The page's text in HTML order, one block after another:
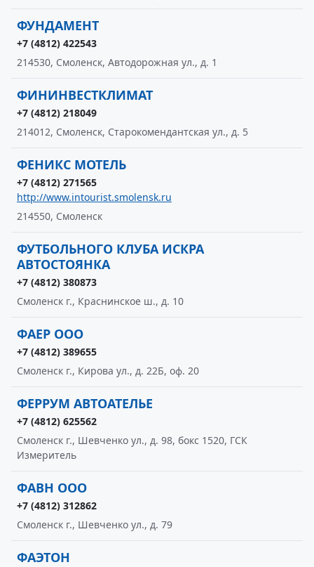
ФУНДАМЕНТ
+7 (4812) 422543
214530, Смоленск, Автодорожная ул., д. 1
ФИНИНВЕСТКЛИМАТ
+7 (4812) 218049
214012, Смоленск, Старокомендантская ул., д. 5
ФЕНИКС МОТЕЛЬ
+7 (4812) 271565
http://www.intourist.smolensk.ru
214550, Смоленск
ФУТБОЛЬНОГО КЛУБА ИСКРА
АВТОСТОЯНКА
+7 (4812) 380873
Смоленск г., Краснинское ш., д. 10
ФАЕР ООО
+7 (4812) 389655
Смоленск г., Кирова ул., д. 22Б, оф. 20
ФЕРРУМ АВТОАТЕЛЬЕ
+7 (4812) 625562
Смоленск г., Шевченко ул., д. 98, бокс 1520, ГСК
Измеритель
ФАВН ООО
+7 (4812) 312862
Смоленск г., Шевченко ул., д. 79
ФАЭТОН